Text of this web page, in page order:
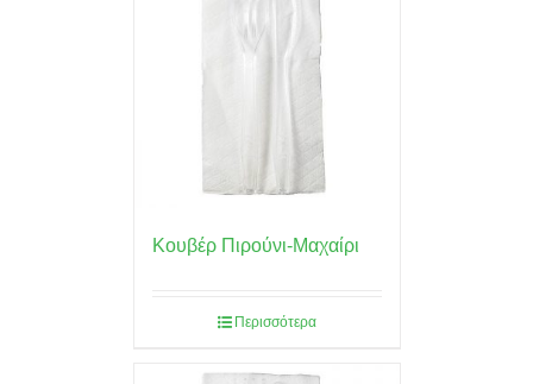
Κουβέρ Πιρούνι-Μαχαίρι
Περισσότερα